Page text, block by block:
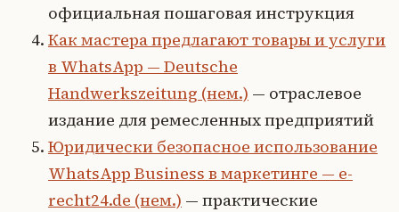
официальная пошаговая инструкция
Как мастера предлагают товары и услуги
в WhatsApp — Deutsche
Handwerkszeitung (нем.) — отраслевое
издание для ремесленных предприятий
Юридически безопасное использование
WhatsApp Business в маркетинге — e-
recht24.de (нем.) — практические